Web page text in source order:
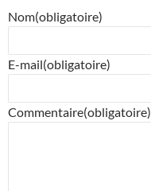
Nom(obligatoire)
E-mail(obligatoire)
Commentaire(obligatoire)